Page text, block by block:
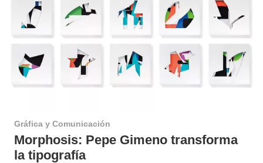
Gráfica y Comunicación
Morphosis: Pepe Gimeno transforma
la tipografía